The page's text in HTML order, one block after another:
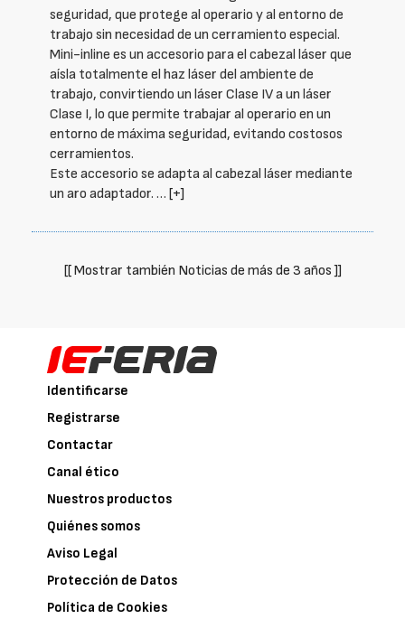
seguridad, que protege al operario y al entorno de
trabajo sin necesidad de un cerramiento especial.
Mini-inline es un accesorio para el cabezal láser que
aísla totalmente el haz láser del ambiente de
trabajo, convirtiendo un láser Clase IV a un láser
Clase I, lo que permite trabajar al operario en un
entorno de máxima seguridad, evitando costosos
cerramientos.
Este accesorio se adapta al cabezal láser mediante
un aro adaptador. … [+]
[[ Mostrar también Noticias de más de 3 años ]]
Identificarse
Registrarse
Contactar
Canal ético
Nuestros productos
Quiénes somos
Aviso Legal
Protección de Datos
Política de Cookies